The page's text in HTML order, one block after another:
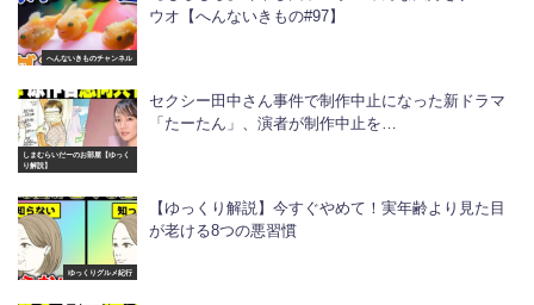
へんないきものチャンネル
ウオ【へんないきもの#97】
しまむらいだーのお部屋【ゆっく
り解説】
セクシー田中さん事件で制作中止になった新ドラマ
「たーたん」、演者が制作中止を…
ゆっくりグルメ紀行
【ゆっくり解説】今すぐやめて！実年齢より見た目
が老ける8つの悪習慣